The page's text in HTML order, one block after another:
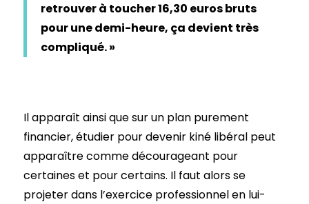
retrouver à toucher 16,30 euros bruts
pour une demi-heure, ça devient très
compliqué. »
Il apparaît ainsi que sur un plan purement
financier, étudier pour devenir kiné libéral peut
apparaître comme décourageant pour
certaines et pour certains. Il faut alors se
projeter dans l’exercice professionnel en lui-